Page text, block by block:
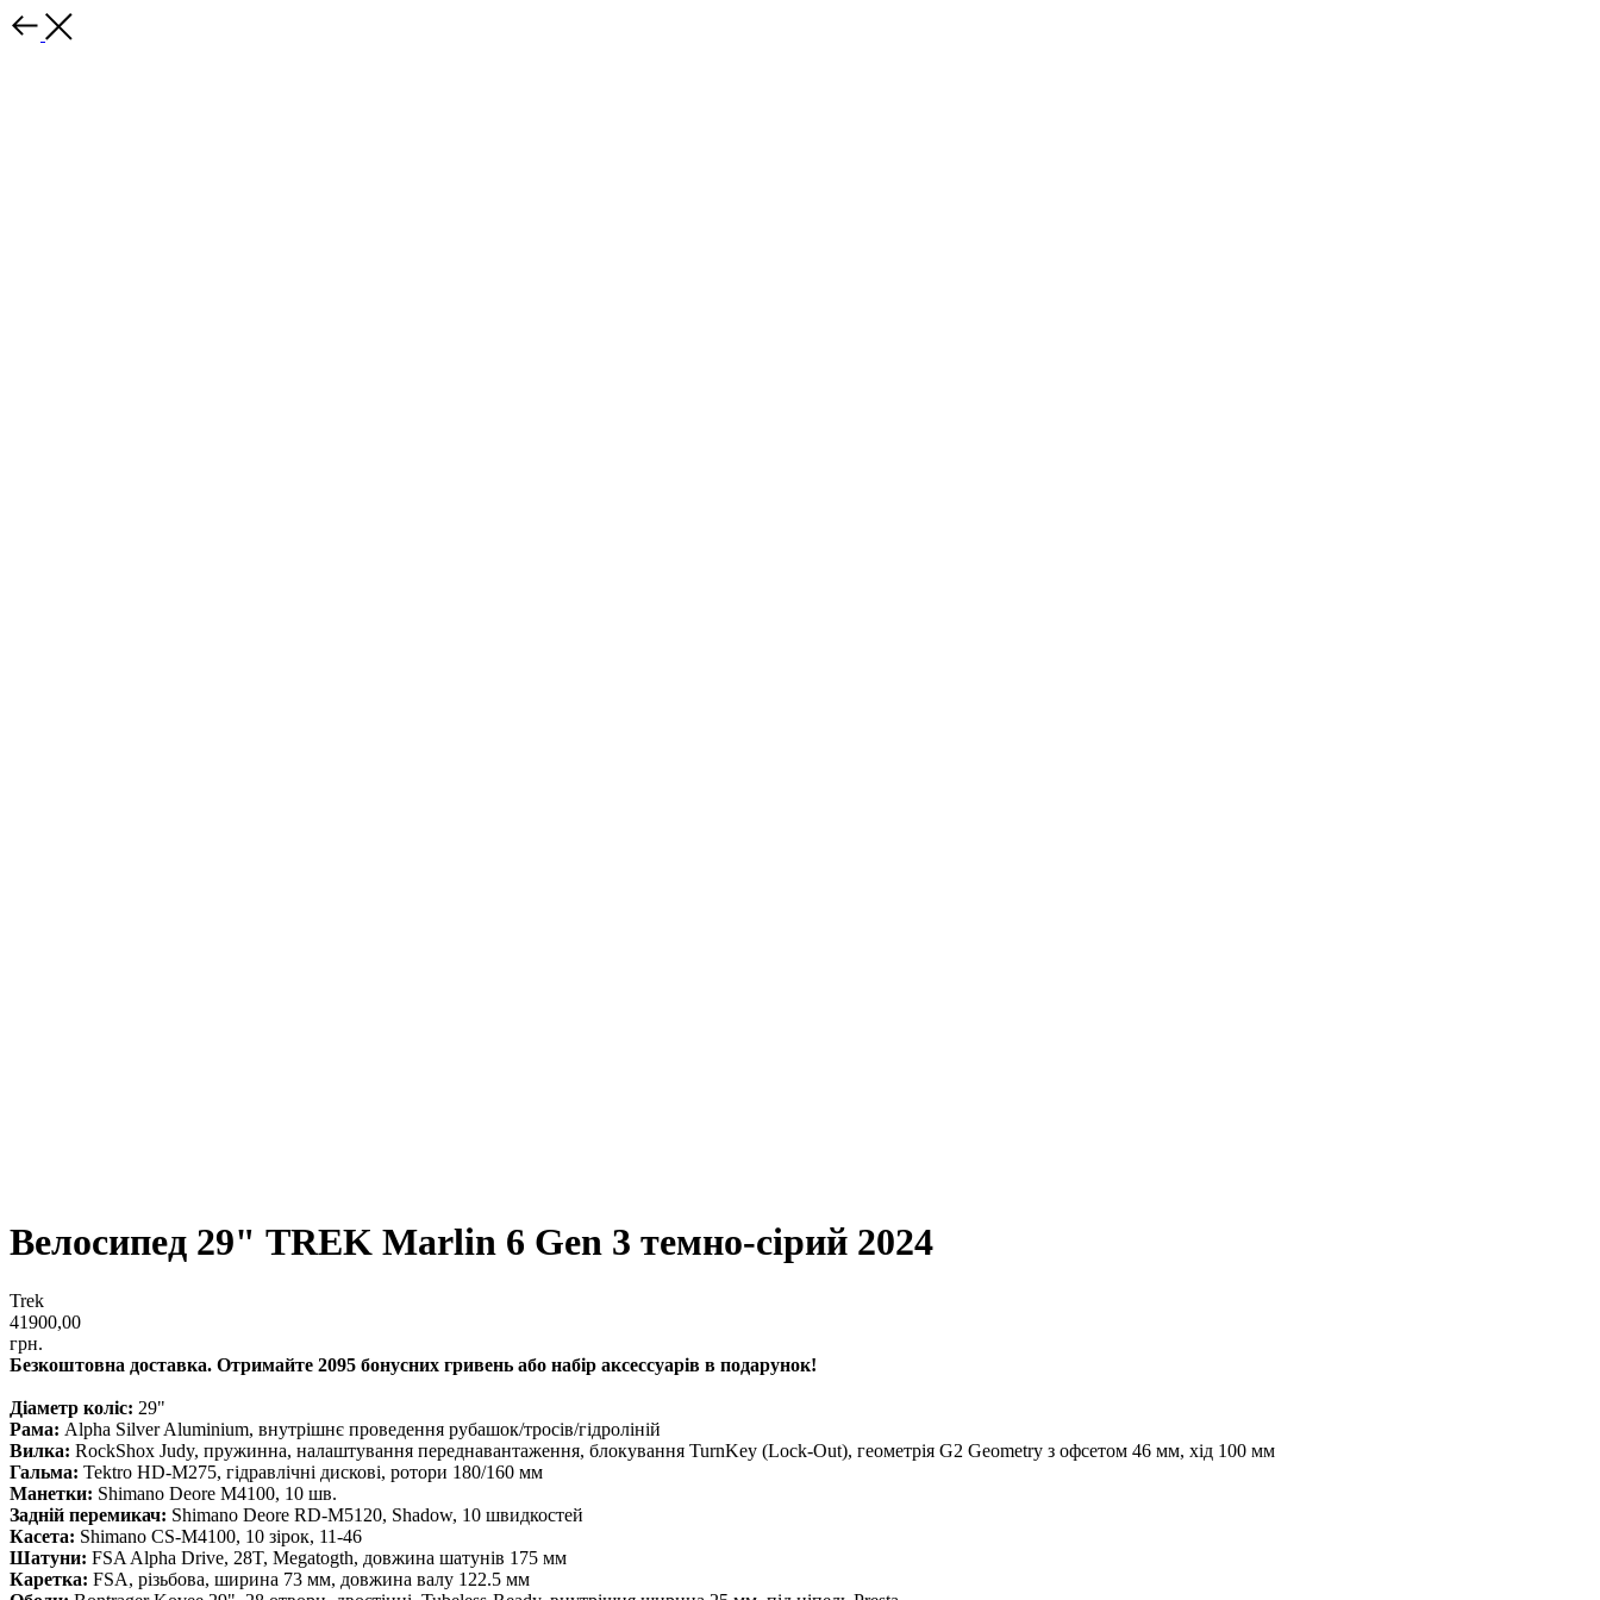
Велосипед 29" TREK Marlin 6 Gen 3 темно-сірий 2024
Trek
41900,00
грн.
Безкоштовна доставка. Отримайте 2095 бонусних гривень або набір аксессуарів в подарунок!
Діаметр коліс: 29"
Рама: Alpha Silver Aluminium, внутрішнє проведення рубашок/тросів/гідроліній
Вилка: RockShox Judy, пружинна, налаштування переднавантаження, блокування TurnKey (Lock-Out), геометрія G2 Geometry з офсетом 46 мм, хід 100 мм
Гальма: Tektro HD-M275, гідравлічні дискові, ротори 180/160 мм
Манетки: Shimano Deore M4100, 10 шв.
Задній перемикач: Shimano Deore RD-M5120, Shadow, 10 швидкостей
Касета: Shimano CS-M4100, 10 зірок, 11-46
Шатуни: FSA Alpha Drive, 28T, Megatogth, довжина шатунів 175 мм
Каретка: FSA, різьбова, ширина 73 мм, довжина валу 122.5 мм